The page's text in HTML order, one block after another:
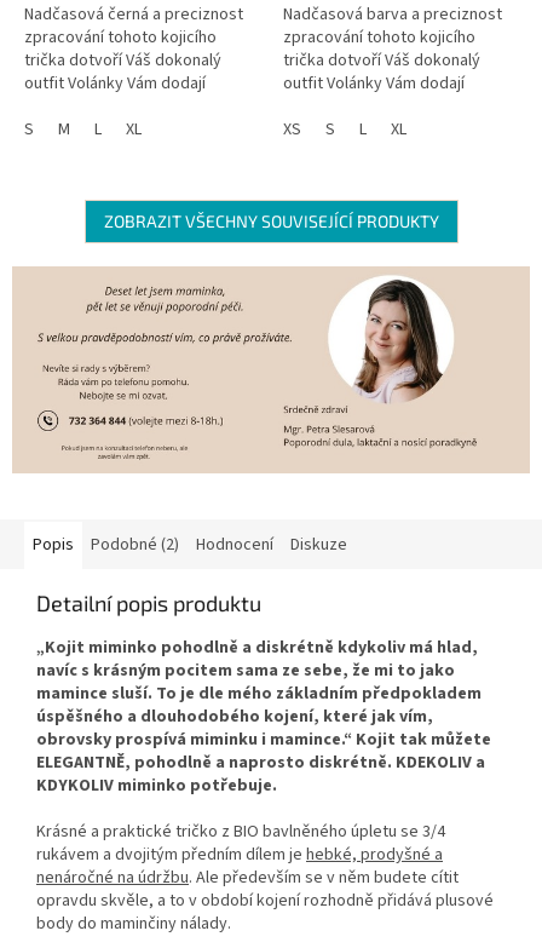
Nadčasová černá a preciznost
zpracování tohoto kojicího
trička dotvoří Váš dokonalý
outfit Volánky Vám dodají
umožní diskrétní a pohodlné
S M L XL
Nadčasová barva a preciznost
zpracování tohoto kojicího
trička dotvoří Váš dokonalý
outfit Volánky Vám dodají
umožní diskrétní a pohodlné
XS S L XL
ZOBRAZIT VŠECHNY SOUVISEJÍCÍ PRODUKTY
Popis Podobné (2) Hodnocení Diskuze
Detailní popis produktu
„Kojit miminko pohodlně a diskrétně kdykoliv má hlad,
navíc s krásným pocitem sama ze sebe, že mi to jako
mamince sluší. To je dle mého základním předpokladem
úspěšného a dlouhodobého kojení, které jak vím,
obrovsky prospívá miminku i mamince.“ Kojit tak můžete
ELEGANTNĚ, pohodlně a naprosto diskrétně. KDEKOLIV a
KDYKOLIV miminko potřebuje.
Krásné a praktické tričko z BIO bavlněného úpletu se 3/4
rukávem a dvojitým předním dílem je hebké, prodyšné a
nenáročné na údržbu. Ale především se v něm budete cítit
opravdu skvěle, a to v období kojení rozhodně přidává plusové
body do maminčiny nálady.